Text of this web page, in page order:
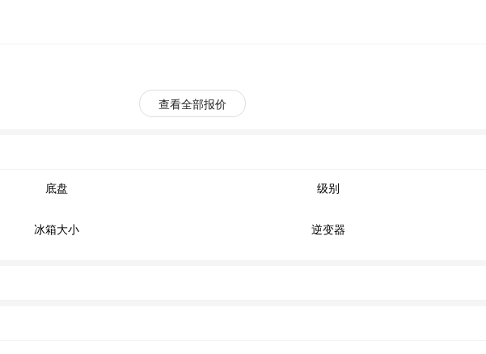
查看全部报价
底盘 级别
冰箱大小 逆变器